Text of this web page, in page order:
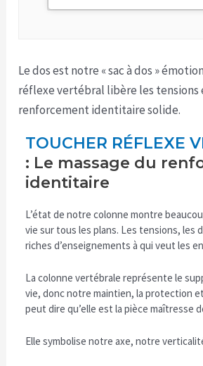
Le dos est notre « sac à dos »
réflexe vertébral libère les
renforcement identitaire solide.
TOUCHER RÉFLEXE
: Le massage du
identitaire
L’état de notre colonne montre
vie sur tous les plans. Les tensions, les
riches d’enseignements à qui veut les
La colonne vertébrale représente le
vie, donc notre maintien, la protection
peut dire qu’elle est la pièce maîtresse
Elle symbolise notre axe, notre